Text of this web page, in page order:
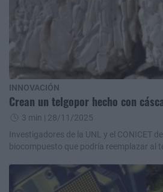
INNOVACIÓN
Crean un telgopor hecho con
3 min | 28/11/2025
Investigadores de la UNL y el CONICET
biocompuesto que podría reemplazar al